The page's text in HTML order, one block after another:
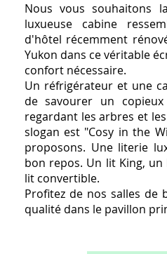
Nous vous souhaitons
luxueuse cabine
d'hôtel récemment
Yukon dans ce véritable
confort nécessaire.
Un réfrigérateur et une
de savourer un
regardant les arbres et
slogan est "Cosy in the
proposons. Une literie
bon repos. Un lit King,
lit convertible.
Profitez de nos salles de
qualité dans le pavillon